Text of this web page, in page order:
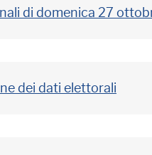
di domenica 27
dei dati elettorali